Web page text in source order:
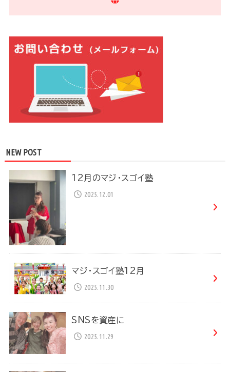
NEW POST
12月のマジ・スゴイ塾
2025.12.01
マジ・スゴイ塾12月
2025.11.30
SNSを資産に
2025.11.29